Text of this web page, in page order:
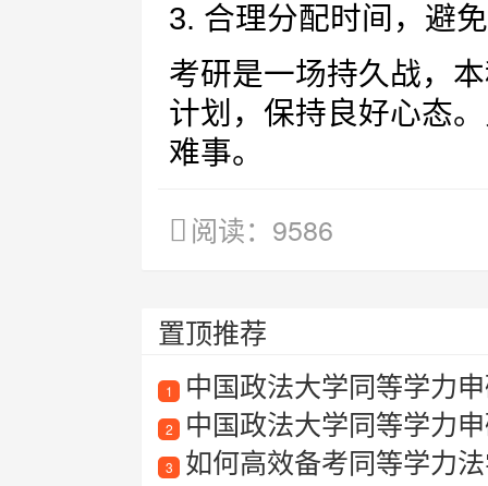
3. 合理分配时间，避
考研是一场持久战，
计划，保持良好心态
难事。
阅读：9586
置顶推荐
1 中国政法大学同等学力
2 中国政法大学同等学力
3 如何高效备考同等学力